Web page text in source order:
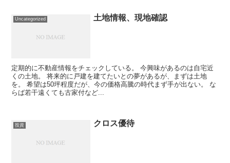
Uncategorized 土地情報、現地確認
定期的に不動産情報をチェックしている。 今興味があるのは自宅近
くの土地。 将来的に戸建を建てたいとの夢があるが、まずは土地
を。 希望は50坪程度だが、今の価格高騰の時代まず手が出ない。 な
らば若干遠くても古家付など...
投資 クロス優待